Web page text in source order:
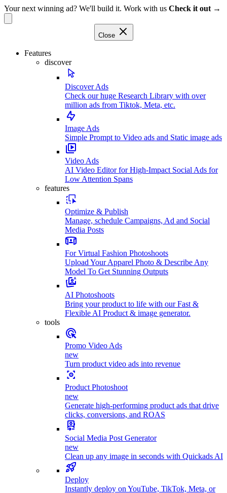
Your next winning ad? We'll build it. Work with us Check it out →
Close
Features
discover
Discover Ads
Check our huge Research Library with over
million ads from Tiktok, Meta, etc.
Image Ads
Simple Prompt to Video ads and Static image ads
Video Ads
AI Video Editor for High-Impact Social Ads for
Low Attention Spans
features
Optimize & Publish
Manage, schedule Campaigns, Ad and Social
Media Posts
For Virtual Fashion Photoshoots
Upload Your Apparel Photo & Describe Any
Model To Get Stunning Outputs
AI Photoshoots
Bring your product to life with our Fast &
Flexible AI Product & image generator.
tools
Promo Video Ads
new
Turn product video ads into revenue
Product Photoshoot
new
Generate high-performing product ads that drive
clicks, conversions, and ROAS
Social Media Post Generator
new
Clean up any image in seconds with Quickads AI
Deploy
Instantly deploy on YouTube, TikTok, Meta, or